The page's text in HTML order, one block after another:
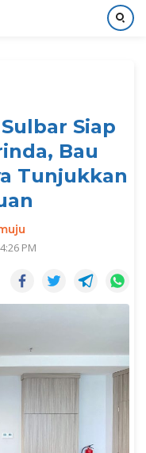
Siap
Bau
Tunjukkan
PM